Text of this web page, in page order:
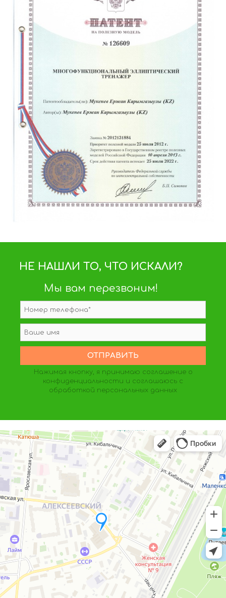
НЕ НАШЛИ ТО, ЧТО ИСКАЛИ?
Мы вам перезвоним!
Нажимая кнопку, я принимаю соглашение о
конфиденциальности и соглашаюсь с
обработкой персональных данных